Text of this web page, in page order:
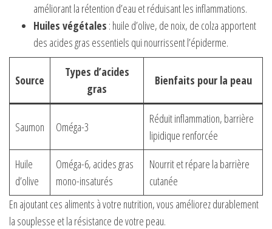
améliorant la rétention d’eau et réduisant les inflammations.
Huiles végétales : huile d’olive, de noix, de colza apportent
des acides gras essentiels qui nourrissent l’épiderme.
Source
Types d’acides
gras
Bienfaits pour la peau
Saumon Oméga-3
Réduit inflammation, barrière
lipidique renforcée
Huile
d’olive
Oméga-6, acides gras
mono-insaturés
Nourrit et répare la barrière
cutanée
En ajoutant ces aliments à votre nutrition, vous améliorez durablement
la souplesse et la résistance de votre peau.